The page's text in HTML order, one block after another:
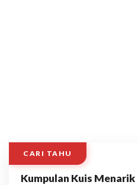
CARI TAHU
Kumpulan Kuis Menarik